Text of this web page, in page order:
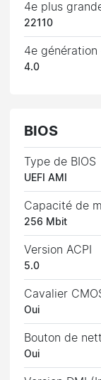
4e plus
22110
4e génération
4.0
BIOS
Type de BIOS
UEFI AMI
Capacité de
256 Mbit
Version ACPI
5.0
Cavalier
Oui
Bouton de
Oui